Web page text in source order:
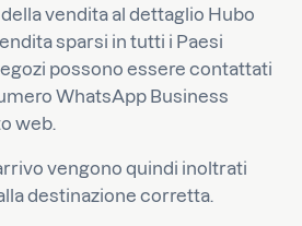
vendita al dettaglio Hubo
sparsi in tutti i Paesi
possono essere contattati
WhatsApp Business
web.
vengono quindi inoltrati
destinazione corretta.